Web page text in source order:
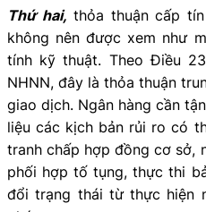
Thứ hai, thỏa thuận cấp
không nên được xem như
tính kỹ thuật. Theo Điều
NHNN, đây là thỏa thuận
giao dịch. Ngân hàng cần
liệu các kịch bản rủi ro có
tranh chấp hợp đồng cơ sở,
phối hợp tố tụng, thực thi
đổi trạng thái từ thực hiện